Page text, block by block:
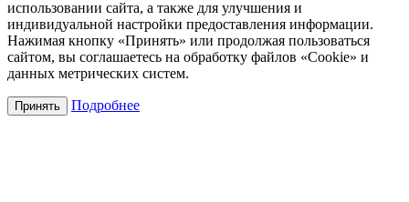
использовании сайта, а также для улучшения и
индивидуальной настройки предоставления информации.
Нажимая кнопку «Принять» или продолжая пользоваться
сайтом, вы соглашаетесь на обработку файлов «Cookie» и
данных метрических систем.
Принять Подробнее